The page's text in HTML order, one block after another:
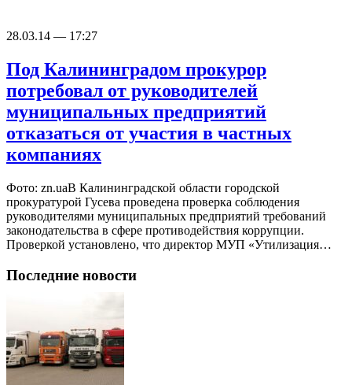
28.03.14 — 17:27
Под Калининградом прокурор
потребовал от руководителей
муниципальных предприятий
отказаться от участия в частных
компаниях
Фото: zn.uaВ Калининградской области городской
прокуратурой Гусева проведена проверка соблюдения
руководителями муниципальных предприятий требований
законодательства в сфере противодействия коррупции.
Проверкой установлено, что директор МУП «Утилизация…
Последние новости